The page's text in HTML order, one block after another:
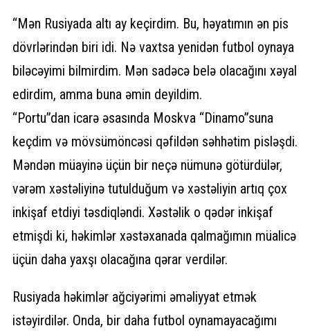
“Mən Rusiyada altı ay keçirdim. Bu, həyatımın ən pis
dövrlərindən biri idi. Nə vaxtsa yenidən futbol oynaya
biləcəyimi bilmirdim. Mən sadəcə belə olacağını xəyal
edirdim, amma buna əmin deyildim.
“Portu”dan icarə əsasında Moskva “Dinamo”suna
keçdim və mövsümöncəsi qəfildən səhhətim pisləşdi.
Məndən müayinə üçün bir neçə nümunə götürdülər,
vərəm xəstəliyinə tutulduğum və xəstəliyin artıq çox
inkişaf etdiyi təsdiqləndi. Xəstəlik o qədər inkişaf
etmişdi ki, həkimlər xəstəxanada qalmağımın müalicə
üçün daha yaxşı olacağına qərar verdilər.
Rusiyada həkimlər ağciyərimi əməliyyat etmək
istəyirdilər. Onda, bir daha futbol oynamayacağımı